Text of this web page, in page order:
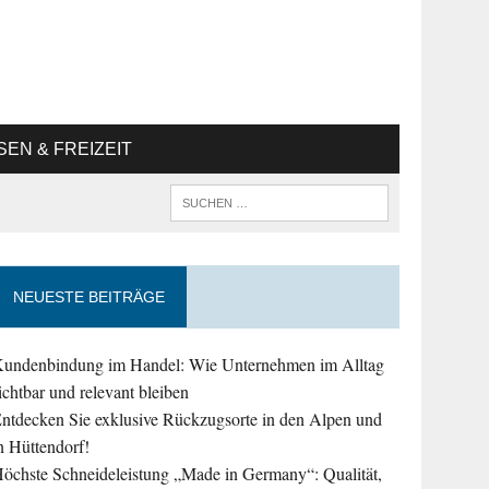
& FREIZEIT
NEUESTE BEITRÄGE
im Handel: Wie Unternehmen im Alltag
und relevant bleiben
Sie exklusive Rückzugsorte in den Alpen und
Hüttendorf!
Schneideleistung „Made in Germany“: Qualität,